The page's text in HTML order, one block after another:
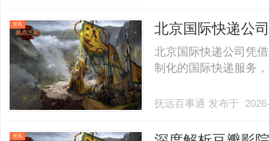
资讯 北京国际快递公
北京国际快递公司凭
制化的国际快递服务
抚远百事通 发布于
资讯